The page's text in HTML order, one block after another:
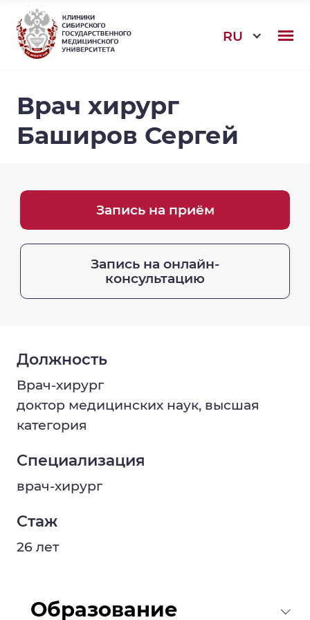
RU
Врач хирург
Баширов Сергей
Должность
Врач-хирург
доктор медицинских наук, высшая
категория
Специализация
врач-хирург
Стаж
26 лет
Запись на приём
Запись на онлайн-
консультацию
Образование